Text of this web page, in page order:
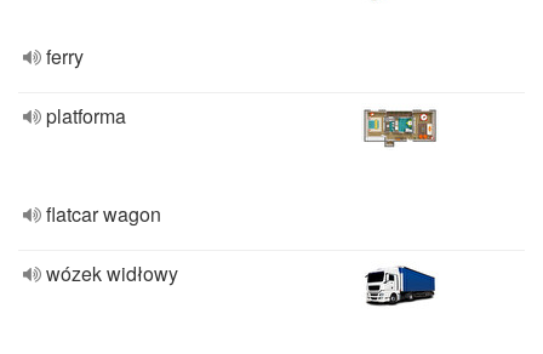
ferry
platforma
flatcar wagon
wózek widłowy